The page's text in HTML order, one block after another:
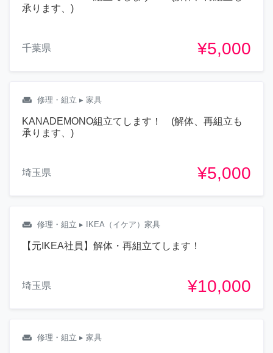
承ります、)
千葉県 ¥5,000
weekend 修理・組立 ▸ 家具
KANADEMONO組立てします！ (解体、再組立も
承ります、)
埼玉県 ¥5,000
weekend 修理・組立 ▸ IKEA（イケア）家具
【元IKEA社員】解体・再組立てします！
埼玉県 ¥10,000
weekend 修理・組立 ▸ 家具